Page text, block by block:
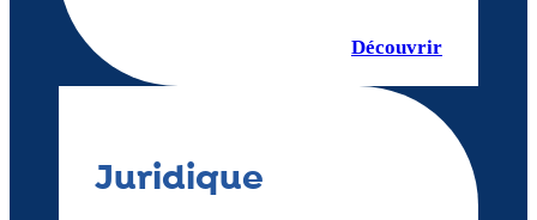
Découvrir
Juridique